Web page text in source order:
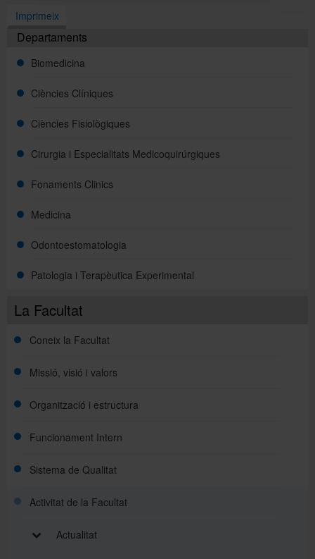
La Facultat
Coneix la Facultat
Missió, visió i valors
Organització i estructura
Funcionament Intern
Sistema de Qualitat
Activitat de la Facultat
Actualitat
Imprimeix
Departaments
Biomedicina
Ciències Clíniques
Ciències Fisiològiques
Cirurgia i Especialitats Medicoquirúrgiques
Fonaments Clinics
Medicina
Odontoestomatologia
Patologia i Terapèutica Experimental